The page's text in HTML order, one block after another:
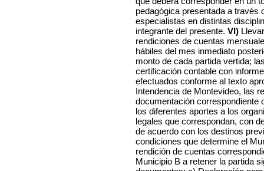
pedagógica presentada a través
especialistas en distintas
integrante del presente. VI)
rendiciones de cuentas
hábiles del mes inmediato
monto de cada partida vertida;
certificación contable con
efectuados conforme al texto
Intendencia de Montevideo, las
documentación correspondiente
los diferentes aportes a los
legales que correspondan, con
de acuerdo con los destinos
condiciones que determine el
rendición de cuentas
Municipio B a retener la partida